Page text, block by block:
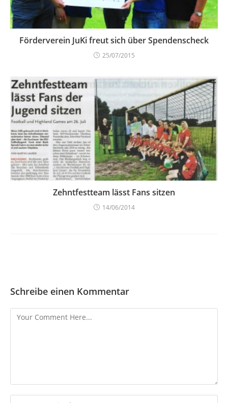
Förderverein JuKi freut sich über Spendenscheck
25/07/2015
Zehntfestteam lässt Fans sitzen
14/06/2014
Schreibe einen Kommentar